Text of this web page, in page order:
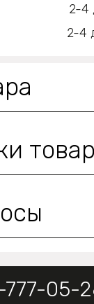
2-4
2-4
05-